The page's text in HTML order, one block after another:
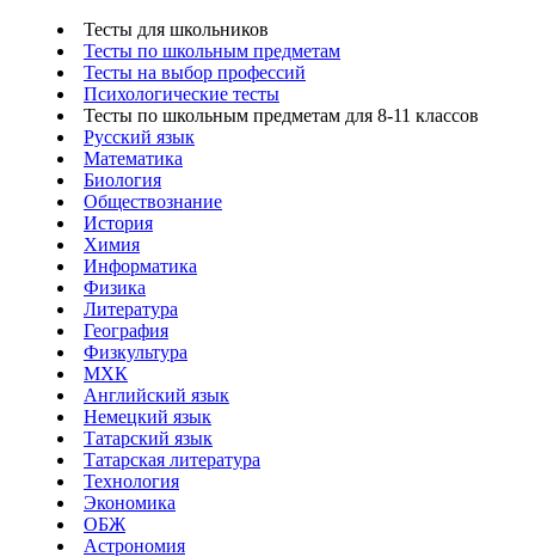
Тесты для школьников
Тесты по школьным предметам
Тесты на выбор профессий
Психологические тесты
Тесты по школьным предметам для 8-11 классов
Русский язык
Математика
Биология
Обществознание
История
Химия
Информатика
Физика
Литература
География
Физкультура
МХК
Английский язык
Немецкий язык
Татарский язык
Татарская литература
Технология
Экономика
ОБЖ
Астрономия